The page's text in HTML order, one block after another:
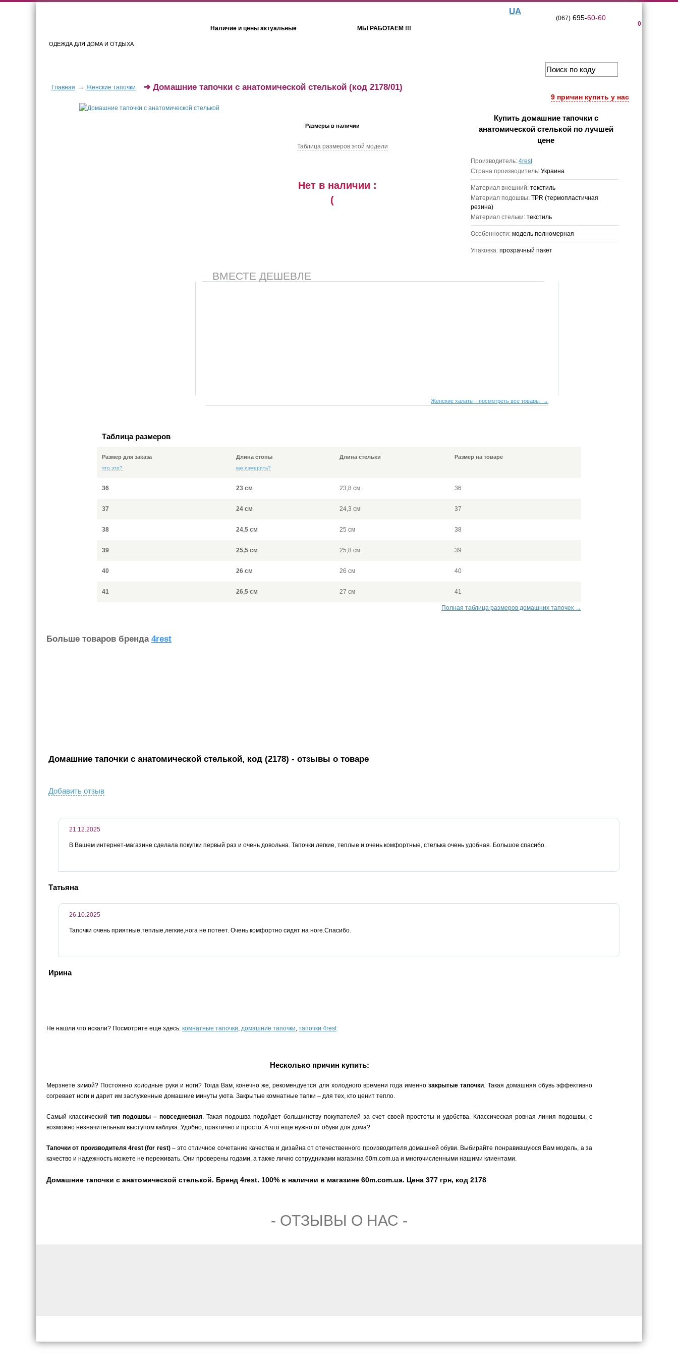
ОДЕЖДА ДЛЯ ДОМА И ОТДЫХА
Наличие и цены актуальные МЫ РАБОТАЕМ !!!
UA
0
(067)695-60-60
Главная → Женские тапочки
9 причин купить у нас
➜ Домашние тапочки с анатомической стелькой (код 2178/01)
Размеры в наличии
Таблица размеров этой модели
Нет в наличии :
(
Купить домашние тапочки с
анатомической стелькойпо лучшей
цене
Производитель: 4rest
Страна производитель: Украина
Материал внешний: текстиль
Материал подошвы: TPR (термопластичная
резина)
Материал стельки: текстиль
Особенности: модель полномерная
Упаковка: прозрачный пакет
ВМЕСТЕ ДЕШЕВЛЕ
Женские халаты - посмотреть все товары →
Таблица размеров
Размер для заказа
что это?
Длина стопы
как измерить?
Длина стельки Размер на товаре
36 23 см 23,8 см 36
37 24 см 24,3 см 37
38 24,5 см 25 см 38
39 25,5 см 25,8 см 39
40 26 см 26 см 40
41 26,5 см 27 см 41
Полная таблица размеров домашних тапочек →
Больше товаров бренда 4rest
Домашние тапочки с анатомической стелькой, код (2178) - отзывы о товаре
Добавить отзыв
21.12.2025
В Вашем интернет-магазине сделала покупки первый раз и очень довольна. Тапочки легкие, теплые и очень комфортные, стелька очень удобная. Большое спасибо.
Татьяна
26.10.2025
Тапочки очень приятные,теплые,легкие,нога не потеет. Очень комфортно сидят на ноге.Спасибо.
Ирина
Не нашли что искали? Посмотрите еще здесь: комнатные тапочки, домашние тапочки, тапочки 4rest
Несколько причин купить:
Мерзнете зимой? Постоянно холодные руки и ноги? Тогда Вам, конечно же, рекомендуется для холодного времени года именнозакрытые тапочки. Такая домашняя обувь эффективно
согревает ноги и дарит им заслуженные домашние минуты уюта. Закрытые комнатные тапки – для тех, кто ценит тепло.
Самый классический тип подошвы – повседневная. Такая подошва подойдет большинству покупателей за счет своей простоты и удобства. Классическая ровная линия подошвы, с
возможно незначительным выступом каблука. Удобно, практично и просто. А что еще нужно от обуви для дома?
Тапочки от производителя 4rest (for rest)– это отличное сочетание качества и дизайна от отечественного производителя домашней обуви. Выбирайте понравившуюся Вам модель, а за
качество и надежность можете не переживать. Они проверены годами, а также лично сотрудниками магазина 60m.com.ua и многочисленными нашими клиентами.
Домашние тапочки с анатомической стелькой. Бренд 4rest. 100% в наличии в магазине 60m.com.ua. Цена 377 грн, код 2178
- ОТЗЫВЫ О НАС -